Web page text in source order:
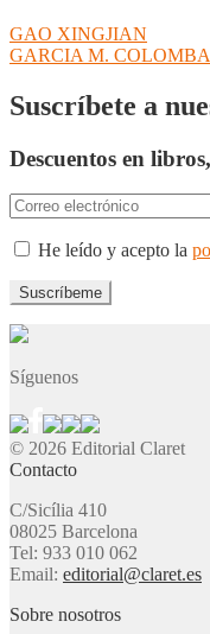
Navegación
de
entradas
Anterior:
GAO XINGJIAN
Siguiente:
GARCIA M.
Suscríbete a
Descuentos en
He leído y acepto la
Síguenos
© 2026 Editorial Claret
Contacto
C/Sicília 410
08025 Barcelona
Tel: 933 010 062
Email: editorial@claret.es
Sobre nosotros